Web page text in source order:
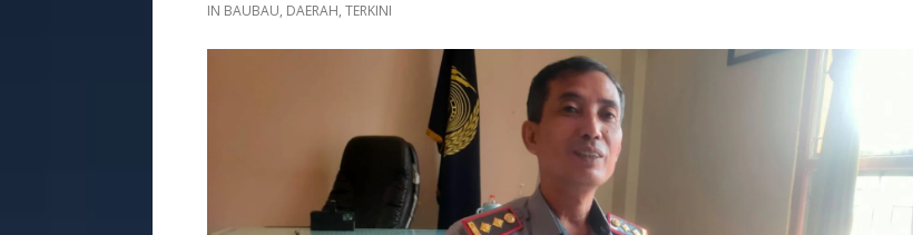
IN BAUBAU, DAERAH, TERKINI